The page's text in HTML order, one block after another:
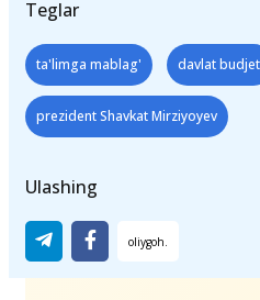
Teglar
ta'limga mablag' davlat budjeti
prezident Shavkat Mirziyoyev
Ulashing